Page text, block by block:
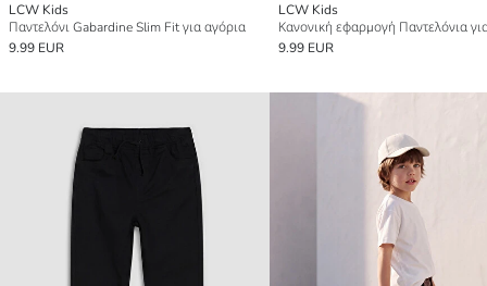
LCW Kids
Παντελόνι Gabardine Slim Fit για αγόρια
9.99 EUR
LCW Kids
9.99 EUR